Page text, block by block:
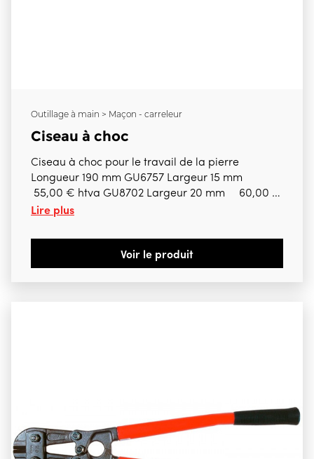
Outillage à main > Maçon - carreleur
Ciseau à choc
Ciseau à choc pour le travail de la pierre
Longueur 190 mm GU6757 Largeur 15 mm
55,00 € htva GU8702 Largeur 20 mm 60,00 €
htva GU9660 Largeur 30 mm 75,00 € htva
Lire plus
Voir le produit